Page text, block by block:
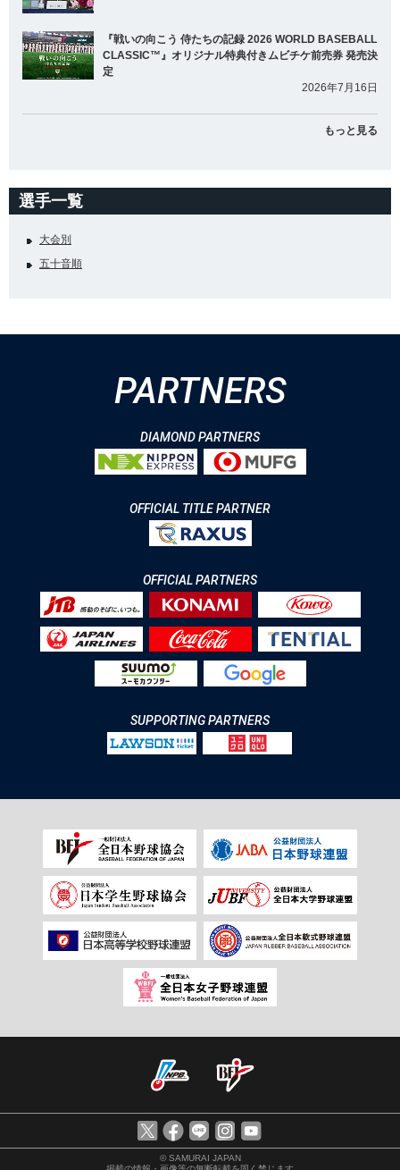
『戦いの向こう 侍たちの記録 2026 WORLD BASEBALL
CLASSIC™』オリジナル特典付きムビチケ前売券 発売決
定
2026年7月16日
もっと見る
選手一覧
大会別
五十音順
PARTNERS
DIAMOND PARTNERS
OFFICIAL TITLE PARTNER
OFFICIAL PARTNERS
SUPPORTING PARTNERS
© SAMURAI JAPAN